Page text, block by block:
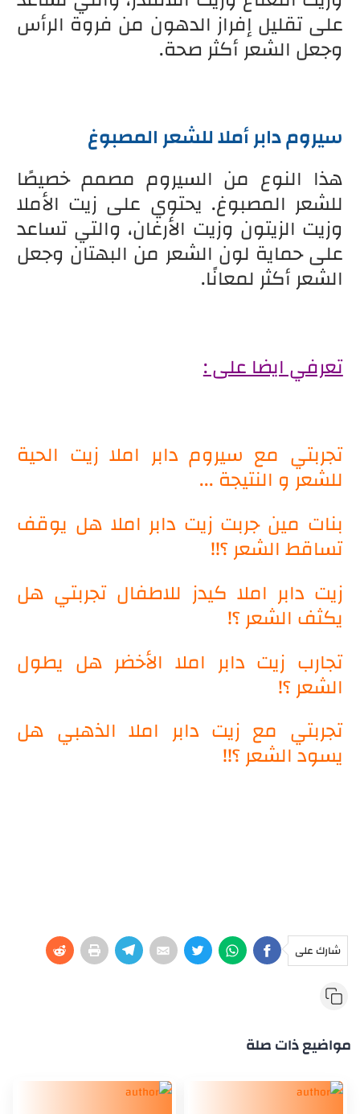
على تقليل إفراز الدهون من فروة الرأس
وجعل الشعر أكثر صحة.
سيروم دابر أملا للشعر المصبوغ
هذا النوع من السيروم مصمم خصيصًا
للشعر المصبوغ. يحتوي على زيت الأملا
وزيت الزيتون وزيت الأرغان، والتي تساعد
على حماية لون الشعر من البهتان وجعل
الشعر أكثر لمعانًا.
تعرفي ايضا على :
تجربتي مع سيروم دابر املا زيت الحية
للشعر و النتيجة ...
بنات مين جربت زيت دابر املا هل يوقف
تساقط الشعر ؟!!
زيت دابر املا كيدز للاطفال تجربتي هل
يكثف الشعر ؟!
تجارب زيت دابر املا الأخضر هل يطول
الشعر ؟!
تجربتي مع زيت دابر املا الذهبي هل
يسود الشعر ؟!!
شارك على
مواضيع ذات صلة